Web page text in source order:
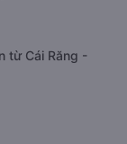
từ Cái Răng -